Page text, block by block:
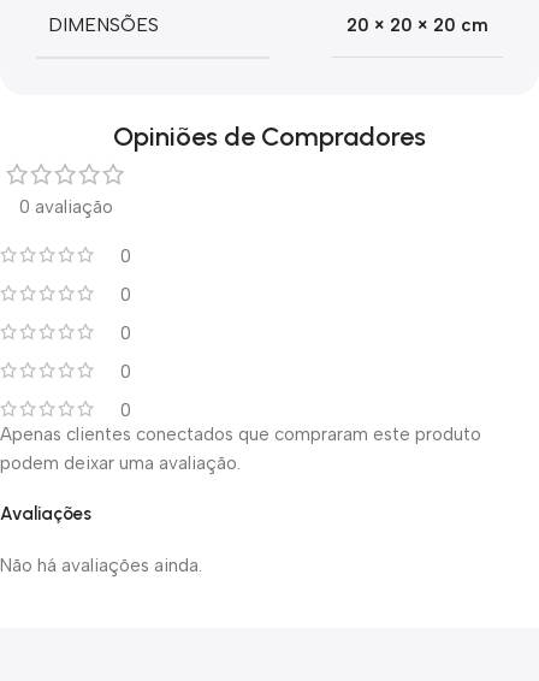
DIMENSÕES 20 × 20 × 20 cm
Opiniões de Compradores
0 avaliação
0
0
0
0
0
Avaliações
Não há avaliações ainda.
Apenas clientes conectados que compraram este produto
podem deixar uma avaliação.